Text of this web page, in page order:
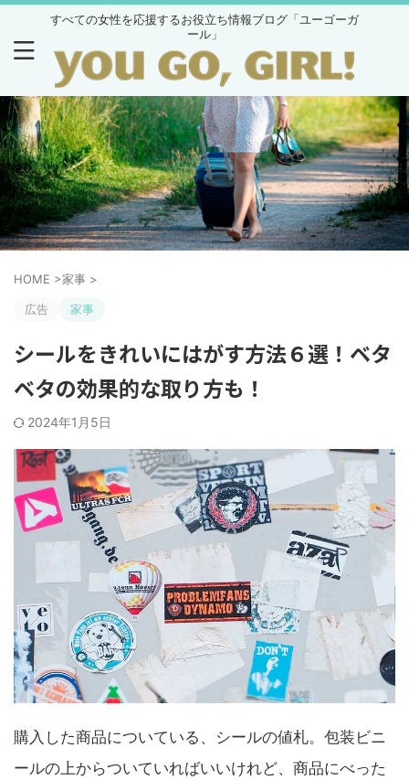
すべての女性を応援するお役立ち情報ブログ「ユーゴーガ
ール」
HOME >家事 >
広告 家事
シールをきれいにはがす方法６選！ベタ
ベタの効果的な取り方も！
2024年1月5日
購入した商品についている、シールの値札。包装ビニ
ールの上からついていればいいけれど、商品にべった